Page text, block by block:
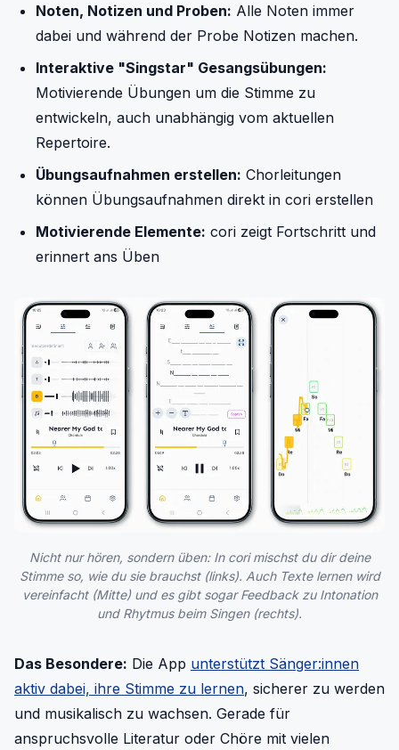
Noten, Notizen und Proben: Alle Noten immer
dabei und während der Probe Notizen machen.
Interaktive "Singstar" Gesangsübungen:
Motivierende Übungen um die Stimme zu
entwickeln, auch unabhängig vom aktuellen
Repertoire.
Übungsaufnahmen erstellen: Chorleitungen
können Übungsaufnahmen direkt in cori erstellen
Motivierende Elemente: cori zeigt Fortschritt und
erinnert ans Üben
Nicht nur hören, sondern üben: In cori mischst du dir deine
Stimme so, wie du sie brauchst (links). Auch Texte lernen wird
vereinfacht (Mitte) und es gibt sogar Feedback zu Intonation
und Rhytmus beim Singen (rechts).
Das Besondere: Die App unterstützt Sänger:innen
aktiv dabei, ihre Stimme zu lernen, sicherer zu werden
und musikalisch zu wachsen. Gerade für
anspruchsvolle Literatur oder Chöre mit vielen